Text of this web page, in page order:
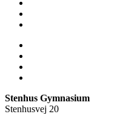
Stenhus Gymnasium
Stenhusvej 20